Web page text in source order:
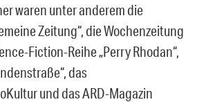
waren unter anderem die
Zeitung“, die Wochenzeitung
Fiction-Reihe „Perry Rhodan“,
das
und das ARD-Magazin